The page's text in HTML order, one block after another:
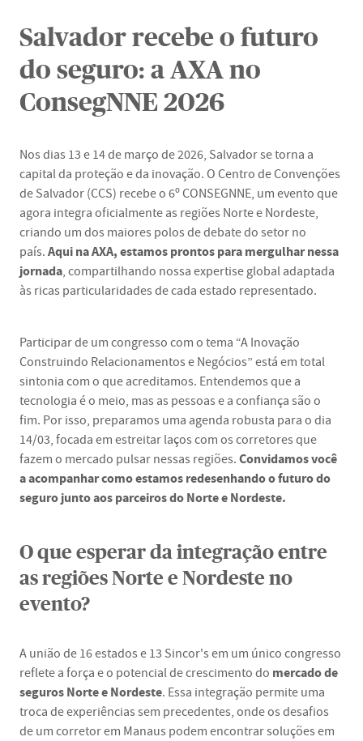
Salvador recebe o futuro
do seguro: a AXA no
ConsegNNE 2026
Nos dias 13 e 14 de março de 2026, Salvador se torna a
capital da proteção e da inovação. O Centro de Convenções
de Salvador (CCS) recebe o 6º CONSEGNNE, um evento que
agora integra oficialmente as regiões Norte e Nordeste,
criando um dos maiores polos de debate do setor no
país. Aqui na AXA, estamos prontos para mergulhar nessa
jornada, compartilhando nossa expertise global adaptada
às ricas particularidades de cada estado representado.
Participar de um congresso com o tema “A Inovação
Construindo Relacionamentos e Negócios” está em total
sintonia com o que acreditamos. Entendemos que a
tecnologia é o meio, mas as pessoas e a confiança são o
fim. Por isso, preparamos uma agenda robusta para o dia
14/03, focada em estreitar laços com os corretores que
fazem o mercado pulsar nessas regiões. Convidamos você
a acompanhar como estamos redesenhando o futuro do
seguro junto aos parceiros do Norte e Nordeste.
O que esperar da integração entre
as regiões Norte e Nordeste no
evento?
A união de 16 estados e 13 Sincor's em um único congresso
reflete a força e o potencial de crescimento do mercado de
seguros Norte e Nordeste. Essa integração permite uma
troca de experiências sem precedentes, onde os desafios
de um corretor em Manaus podem encontrar soluções em